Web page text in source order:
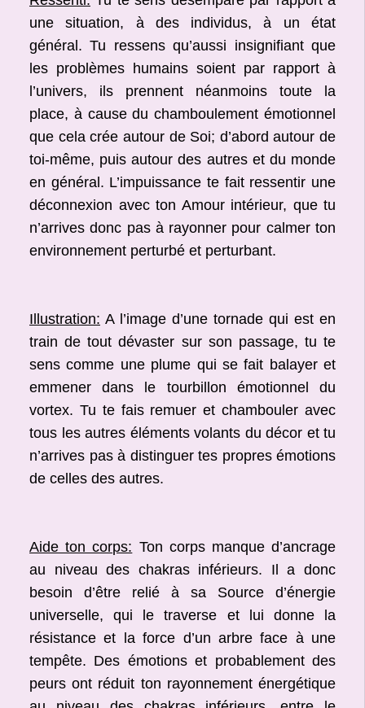
une situation, à des individus, à un état
général. Tu ressens qu’aussi insignifiant que
les problèmes humains soient par rapport à
l’univers, ils prennent néanmoins toute la
place, à cause du chamboulement émotionnel
que cela crée autour de Soi; d’abord autour de
toi-même, puis autour des autres et du monde
en général. L’impuissance te fait ressentir une
déconnexion avec ton Amour intérieur, que tu
n’arrives donc pas à rayonner pour calmer ton
environnement perturbé et perturbant.
Illustration: A l’image d’une tornade qui est en
train de tout dévaster sur son passage, tu te
sens comme une plume qui se fait balayer et
emmener dans le tourbillon émotionnel du
vortex. Tu te fais remuer et chambouler avec
tous les autres éléments volants du décor et tu
n’arrives pas à distinguer tes propres émotions
de celles des autres.
Aide ton corps: Ton corps manque d’ancrage
au niveau des chakras inférieurs. Il a donc
besoin d’être relié à sa Source d’énergie
universelle, qui le traverse et lui donne la
résistance et la force d’un arbre face à une
tempête. Des émotions et probablement des
peurs ont réduit ton rayonnement énergétique